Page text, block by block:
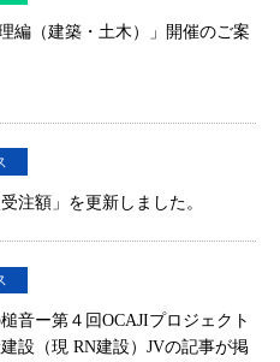
編（建築・土木）」開催のご案
注額」を更新しました。
音ー第４回OCAJIプロジェクト
設（現 RN建設）JVの記事が掲